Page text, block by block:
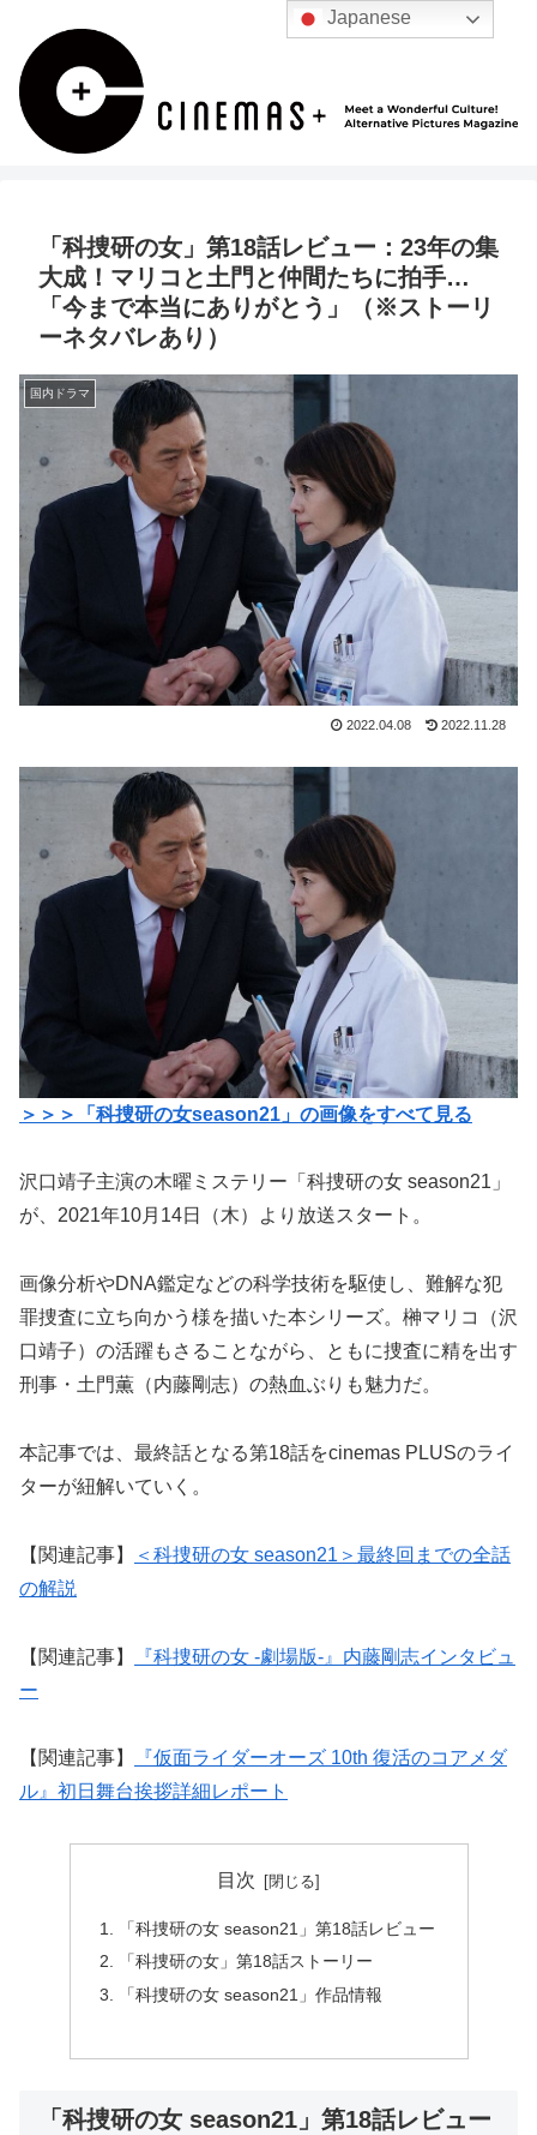
「科捜研の女」第18話レビュー：23年の集
大成！マリコと土門と仲間たちに拍手…
「今まで本当にありがとう」（※ストーリ
ーネタバレあり）
国内ドラマ
2022.04.08 2022.11.28
＞＞＞「科捜研の女season21」の画像をすべて見る
沢口靖子主演の木曜ミステリー「科捜研の女 season21」
が、2021年10月14日（木）より放送スタート。
画像分析やDNA鑑定などの科学技術を駆使し、難解な犯
罪捜査に立ち向かう様を描いた本シリーズ。榊マリコ（沢
口靖子）の活躍もさることながら、ともに捜査に精を出す
刑事・土門薫（内藤剛志）の熱血ぶりも魅力だ。
本記事では、最終話となる第18話をcinemas PLUSのライ
ターが紐解いていく。
【関連記事】
＜科捜研の女 season21＞最終回までの全話
の解説
【関連記事】
『科捜研の女 -劇場版-』内藤剛志インタビュ
ー
【関連記事】
『仮面ライダーオーズ 10th 復活のコアメダ
ル』初日舞台挨拶詳細レポート
目次
「科捜研の女 season21」第18話レビュー
「科捜研の女」第18話ストーリー
「科捜研の女 season21」作品情報
「科捜研の女 season21」第18話レビュー
Japanese